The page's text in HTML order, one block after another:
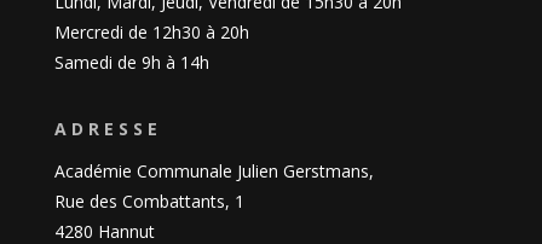
Mercredi de 12h30 à 20h
Samedi de 9h à 14h
ADRESSE
Académie Communale Julien Gerstmans,
Rue des Combattants, 1
4280 Hannut